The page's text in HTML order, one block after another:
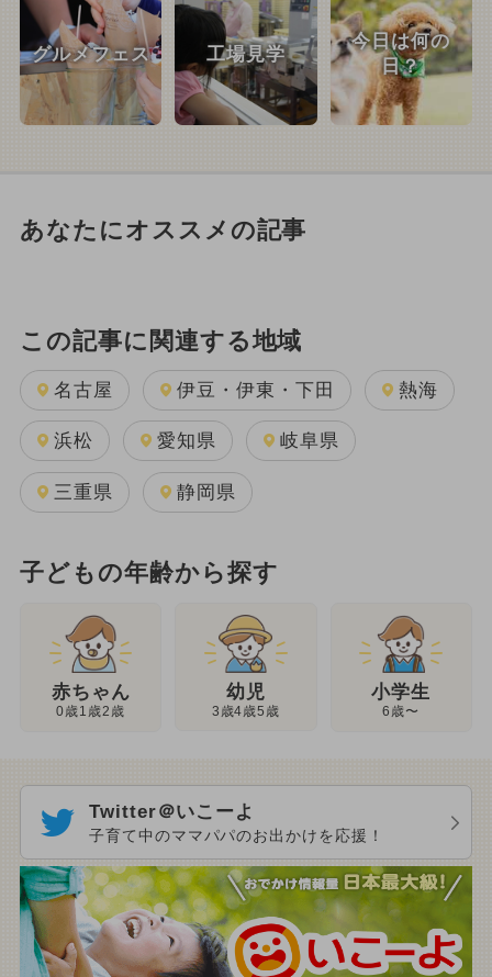
グルメフェス 工場見学
今日は何の
日？
あなたにオススメの記事
この記事に関連する地域
名古屋 伊豆・伊東・下田 熱海
浜松 愛知県 岐阜県
三重県 静岡県
子どもの年齢から探す
赤ちゃん
0歳1歳2歳
幼児
3歳4歳5歳
小学生
6歳〜
Twitter＠いこーよ
子育て中のママパパのお出かけを応援！